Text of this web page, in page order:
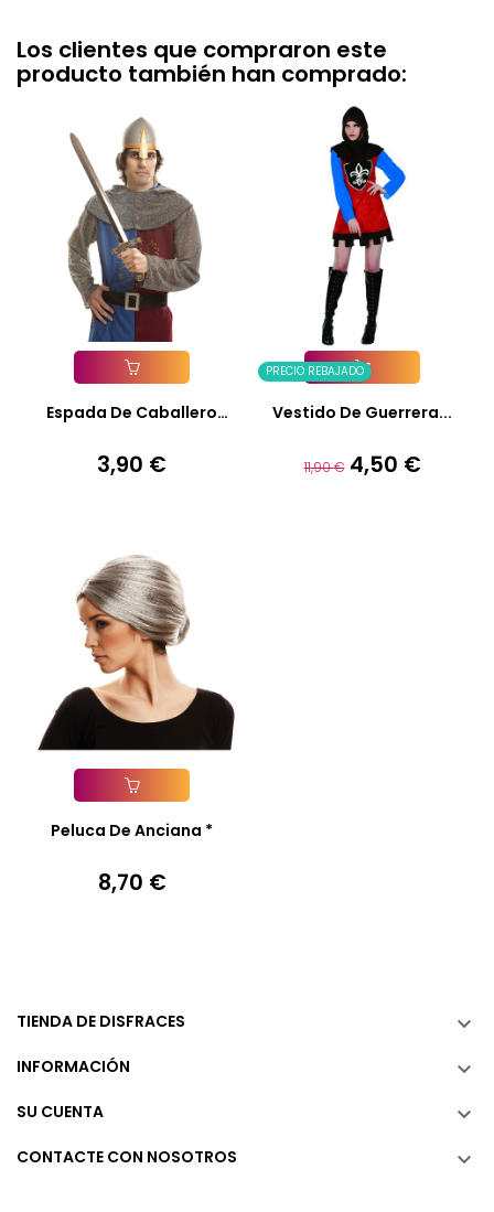
Los clientes que compraron este
producto también han comprado:
Añadir A La Cesta
Espada De Caballero
Precio
3,90 €
PRECIO REBAJADO
Añadir A La Cesta
Vestido De Guerrera...
Precio
11,90 € Precio
4,50 €
Añadir A La Cesta
Peluca De Anciana *
Precio
8,70 €
TIENDA DE DISFRACES 
INFORMACIÓN 
SU CUENTA 
CONTACTE CON NOSOTROS 